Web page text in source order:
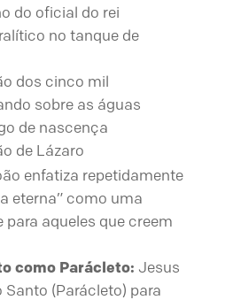
do oficial do rei
no tanque de
dos cinco mil
sobre as águas
de nascença
de Lázaro
enfatiza repetidamente
eterna” como uma
para aqueles que creem
como Parácleto: Jesus
(Parácleto) para